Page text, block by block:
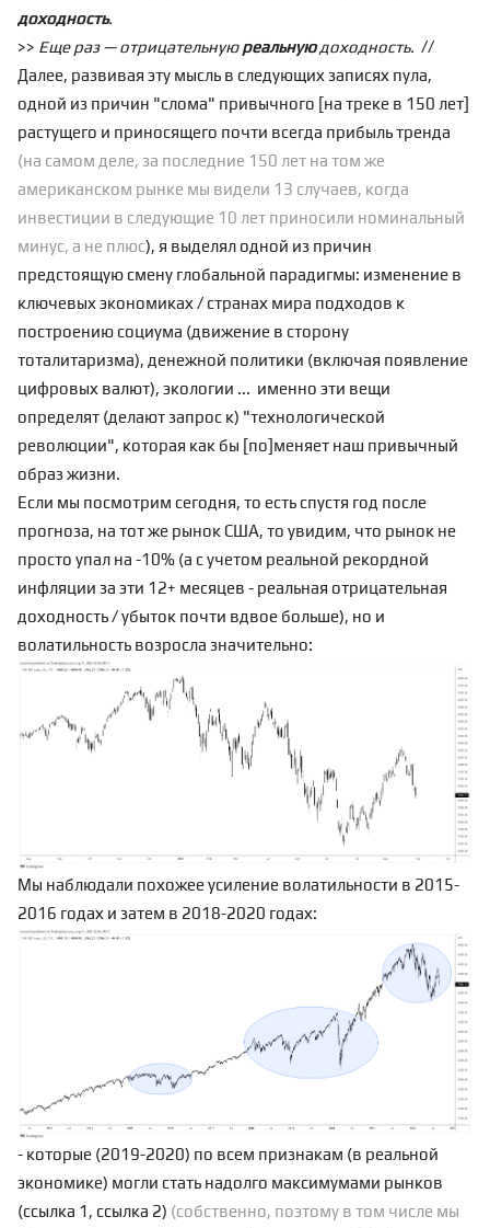
доходность.
>> Еще раз — отрицательнуюреальнуюдоходность. //
Далее, развивая эту мысль в следующих записях пула,
одной из причин "слома" привычного [на треке в 150 лет]
растущего и приносящего почти всегда прибыль тренда
(на самом деле, за последние 150 лет на том же
американском рынке мы видели 13 случаев, когда
инвестиции в следующие 10 лет приносили номинальный
минус, а не плюс), я выделял одной из причин
предстоящую смену глобальной парадигмы: изменение в
ключевых экономиках / странах мира подходов к
построению социума (движение в сторону
тоталитаризма), денежной политики (включая появление
цифровых валют), экологии ... именно эти вещи
определят (делают запрос к) "технологической
революции", которая как бы [по]меняет наш привычный
образ жизни.
Если мы посмотрим сегодня, то есть спустя год после
прогноза, на тот же рынок США, то увидим, что рынок не
просто упал на -10% (а с учетом реальной рекордной
инфляции за эти 12+ месяцев - реальная отрицательная
доходность / убыток почти вдвое больше), но и
волатильность возросла значительно:
Мы наблюдали похожее усиление волатильности в 2015-
2016 годах и затем в 2018-2020 годах:
- которые (2019-2020) по всем признакам (в реальной
экономике) могли стать надолго максимумами рынков
(ссылка 1 , ссылка 2) (собственно, поэтому в том числе мы